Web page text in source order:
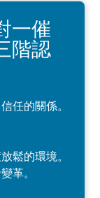
一催
階認
任的關係。
鬆的環境。
革。